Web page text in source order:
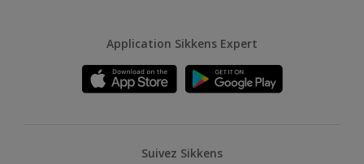
Application Sikkens Expert
Suivez Sikkens